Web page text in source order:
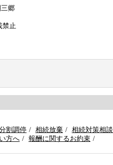
郷
割調停 相続放棄 相続対策相談
方へ 報酬に関するお約束